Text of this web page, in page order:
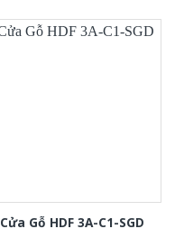
Cửa Gỗ HDF 3A-C1-SGD